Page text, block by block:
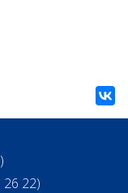
26 22)